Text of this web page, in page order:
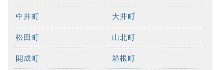
中井町 大井町
松田町 山北町
開成町 箱根町